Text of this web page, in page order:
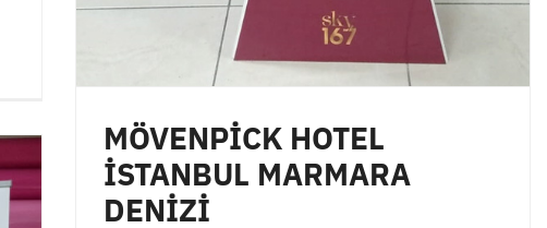
MÖVENPİCK HOTEL
İSTANBUL MARMARA
DENİZİ